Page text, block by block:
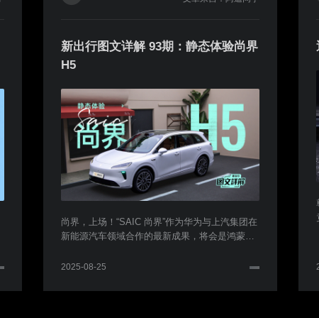
新出行图文详解 93期：静态体验尚界
H5
尚界，上场！“SAIC 尚界”作为华为与上汽集团在
新能源汽车领域合作的最新成果，将会是鸿蒙智
蒙智行的产品矩阵将进一步拓
2025-08-25